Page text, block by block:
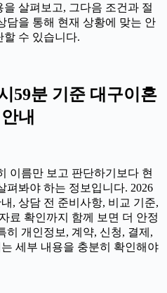
살펴보고, 그다음 조건과 절
담을 통해 현재 상황에 맞는 안
할 수 있습니다.
59분 기준 대구이혼
내
이름만 보고 판단하기보다 현
펴봐야 하는 정보입니다. 2026
, 상담 전 준비사항, 비교 기준,
료 확인까지 함께 보면 더 안정
히 개인정보, 계약, 신청, 결제,
세부 내용을 충분히 확인해야